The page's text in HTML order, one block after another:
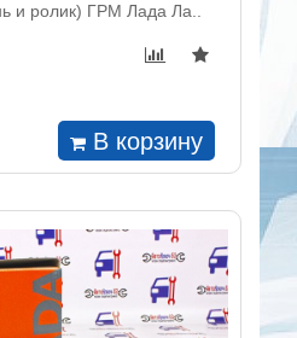
и ролик) ГРМ Лада Ла..
В корзину